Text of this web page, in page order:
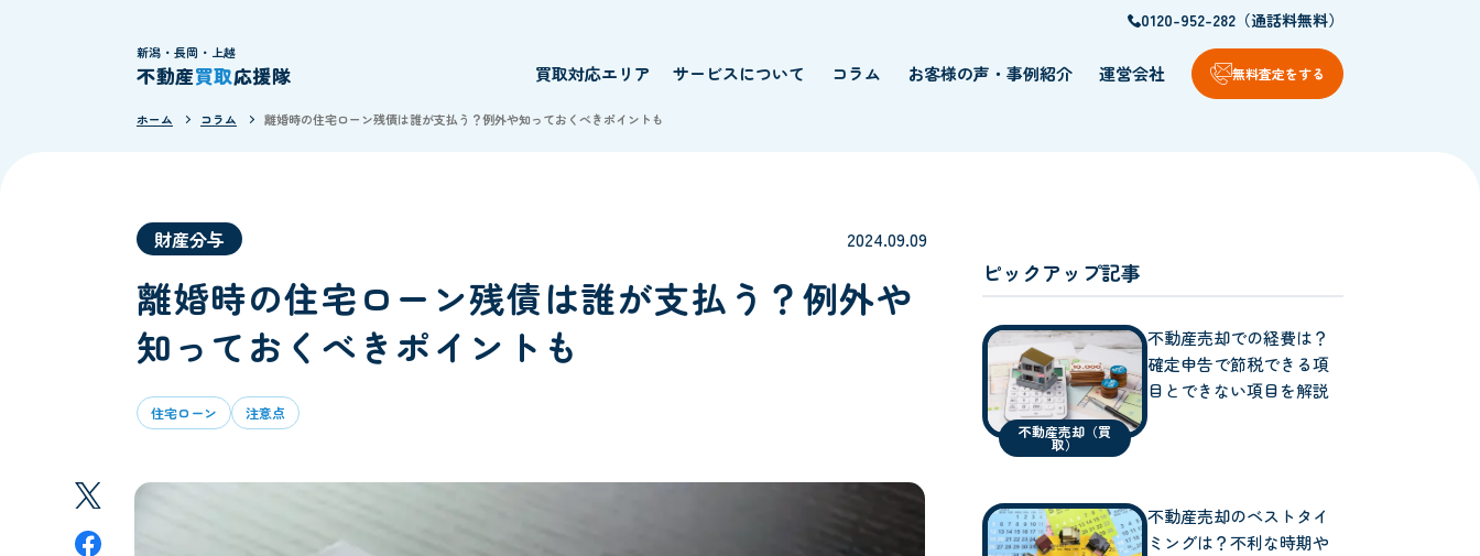
新潟・長岡・上越
不動産買取応援隊 買取対応エリア サービスについて コラム お客様の声・事例紹介 運営会社 無料査定をする
0120-952-282（通話料無料）
ホーム コラム 離婚時の住宅ローン残債は誰が支払う？例外や知っておくべきポイントも
財産分与 2024.09.09
離婚時の住宅ローン残債は誰が支払う？例外や
知っておくべきポイントも
住宅ローン 注意点
ピックアップ記事
不動産売却（買
取）
不動産売却での経費は？
確定申告で節税できる項
目とできない項目を解説
不動産売却のベストタイ
ミングは？不利な時期や